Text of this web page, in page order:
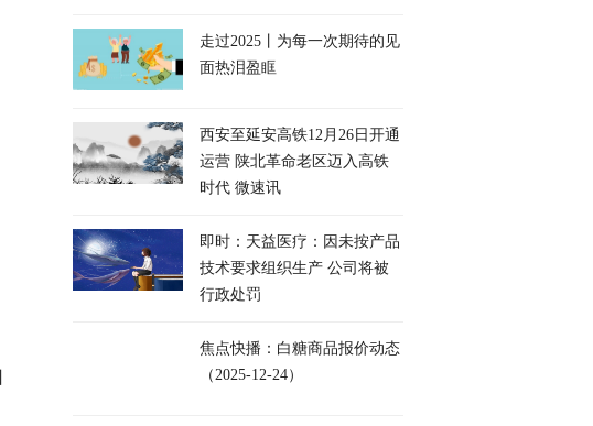
走过2025丨为每一次期待的见
面热泪盈眶
​西安至延安高铁12月26日开通
运营 陕北革命老区迈入高铁
时代 微速讯
即时：天益医疗：因未按产品
技术要求组织生产 公司将被
行政处罚
焦点快播：白糖商品报价动态
（2025-12-24）